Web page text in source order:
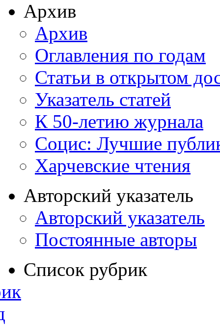
Архив
Архив
Оглавления по годам
Статьи в открытом
Указатель статей
К 50-летию журнала
Социс: Лучшие
Харчевские чтения
Авторский указатель
Авторский указатель
Постоянные авторы
Список рубрик